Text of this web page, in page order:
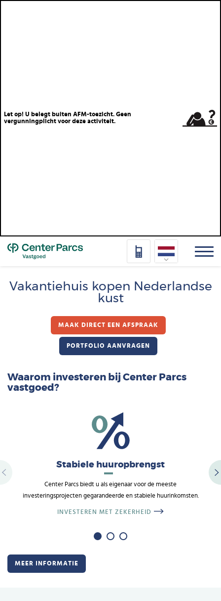
Let op! U belegt buiten AFM-toezicht. Geen
vergunningplicht voor deze activiteit.
Français
Vlaams
Vakantiehuis kopen Nederlandse
kust
MAAK DIRECT EEN AFSPRAAK
PORTFOLIO AANVRAGEN
Waarom investeren bij Center Parcs
vastgoed?
Stabiele huuropbrengst
Center Parcs biedt u als eigenaar voor de meeste
investeringsprojecten gegarandeerde en stabiele huurinkomsten.
INVESTEREN MET ZEKERHEID
MEER INFORMATIE